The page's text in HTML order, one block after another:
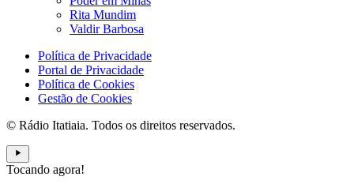
Rita Mundim
Valdir Barbosa
Política de Privacidade
Portal de Privacidade
Política de Cookies
Gestão de Cookies
© Rádio Itatiaia. Todos os direitos reservados.
Tocando agora!